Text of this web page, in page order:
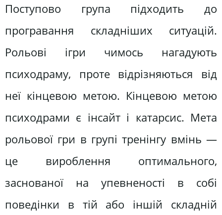
Поступово група підходить до
програвання складніших ситуацій.
Рольові ігри чимось нагадують
психодраму, проте відрізняються від
неї кінцевою метою. Кінцевою метою
психодрами є інсайт і катарсис. Мета
рольової гри в групі тренінгу вмінь —
це вироблення оптимального,
заснованої на упевненості в собі
поведінки в тій або іншій складній